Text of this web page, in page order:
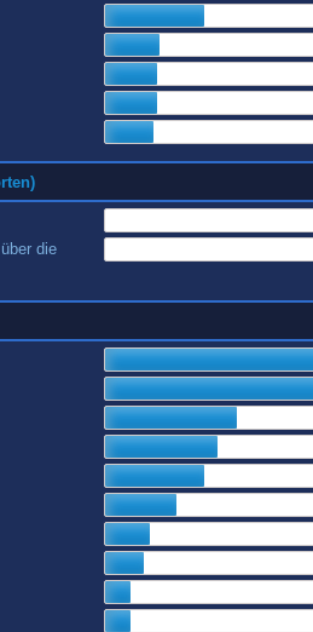
die